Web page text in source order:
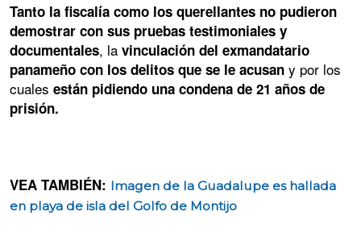
Tanto la fiscalía como los querellantes no pudieron
demostrar con sus pruebas testimoniales y
documentales, la vinculación del exmandatario
panameño con los delitos que se le acusan y por los
cuales están pidiendo una condena de 21 años de
prisión.
VEA TAMBIÉN: Imagen de la Guadalupe es hallada
en playa de isla del Golfo de Montijo